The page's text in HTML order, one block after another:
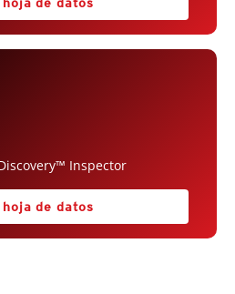
hoja de datos
Inspector
hoja de datos